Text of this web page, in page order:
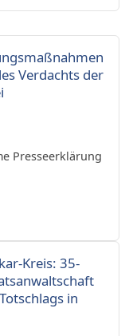
Verdachts der
Presseerklärung
Kreis: 35-
in